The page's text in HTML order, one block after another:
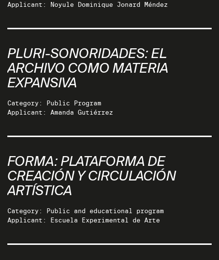
Applicant: Noyule Dominique Jonard Méndez
PLURI-SONORIDADES: EL
ARCHIVO COMO MATERIA
EXPANSIVA
Category: Public Program
Applicant: Amanda Gutiérrez
FORMA: PLATAFORMA DE
CREACIÓN Y CIRCULACIÓN
ARTÍSTICA
Category: Public and educational program
Applicant: Escuela Experimental de Arte